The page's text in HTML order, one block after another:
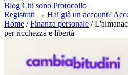
Blog Chi sono Protocollo
Registrati → Hai già un account?
Home / Finanza personale /
per ricchezza e libertà